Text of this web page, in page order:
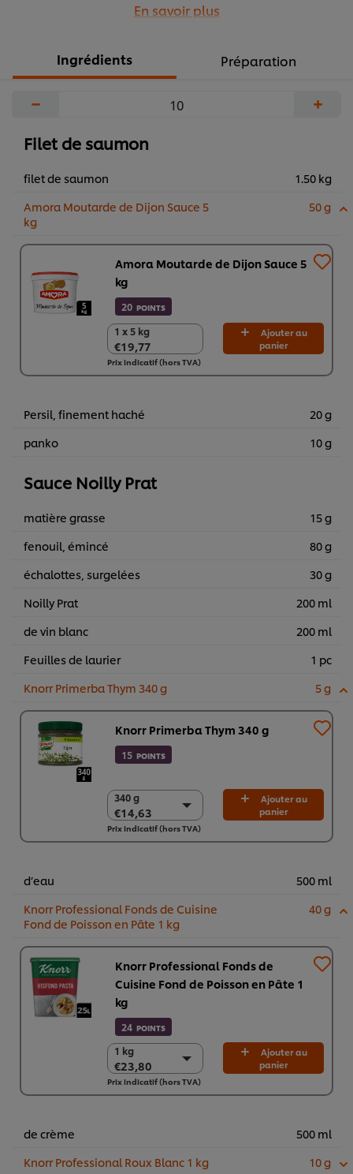
croquant sous la dent, une purée délicieusement
vermouth. Un vrai plaisir !
En savoir plus
Ingrédients Préparation
− +
Filet de saumon
filet de saumon
1.50 kg
Amora Moutarde de Dijon Sauce 5
kg
50 g
Amora Moutarde de Dijon Sauce 5
kg
20 POINTS
1 x 5 kg
€19,77
1 x 5 kg
€19,77
Ajouter au
panier
Prix indicatif (hors TVA)
Persil, finement haché
20 g
panko
10 g
Sauce Noilly Prat
matière grasse
15 g
fenouil, émincé
80 g
échalottes, surgelées
30 g
Noilly Prat
200 ml
de vin blanc
200 ml
Feuilles de laurier
1 pc
Knorr Primerba Thym 340 g
5 g
Knorr Primerba Thym 340 g
15 POINTS
340 g
€14,63
340 g
€14,63
2 x 340 g
Ajouter au
panier
Prix indicatif (hors TVA)
d’eau
500 ml
Knorr Professional Fonds de Cuisine
Fond de Poisson en Pâte 1 kg
40 g
Knorr Professional Fonds de
Cuisine Fond de Poisson en Pâte 1
kg
24 POINTS
1 kg
€23,80
1 kg
€23,80
6 x 1 kg
Ajouter au
panier
Prix indicatif (hors TVA)
de crème
500 ml
Knorr Professional Roux Blanc 1 kg
10 g